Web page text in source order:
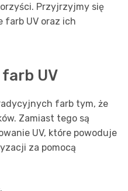
Przyjrzyjmy się
farb UV oraz ich
UV
farb tym, że
Zamiast tego są
UV, które powoduje
za pomocą